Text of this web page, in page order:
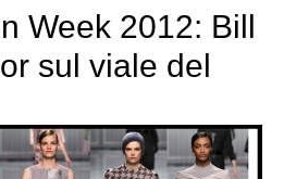
Week 2012: Bill
sul viale del